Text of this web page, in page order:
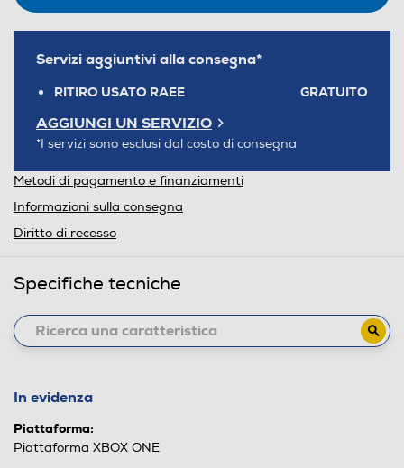
Servizi aggiuntivi alla consegna*
RITIRO USATO RAEE GRATUITO
AGGIUNGI UN SERVIZIO
*I servizi sono esclusi dal costo di consegna
Metodi di pagamento e finanziamenti
Informazioni sulla consegna
Diritto di recesso
Specifiche tecniche
In evidenza
Piattaforma:
Piattaforma XBOX ONE